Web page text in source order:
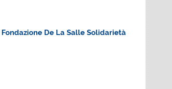
Fondazione De La Salle Solidarietà